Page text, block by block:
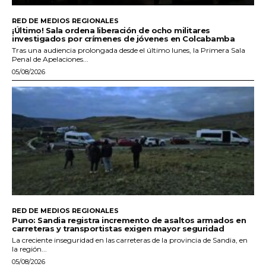
RED DE MEDIOS REGIONALES
¡Último! Sala ordena liberación de ocho militares
investigados por crímenes de jóvenes en Colcabamba
Tras una audiencia prolongada desde el último lunes, la Primera Sala
Penal de Apelaciones...
05/08/2026
RED DE MEDIOS REGIONALES
Puno: Sandia registra incremento de asaltos armados en
carreteras y transportistas exigen mayor seguridad
La creciente inseguridad en las carreteras de la provincia de Sandia, en
la región...
05/08/2026